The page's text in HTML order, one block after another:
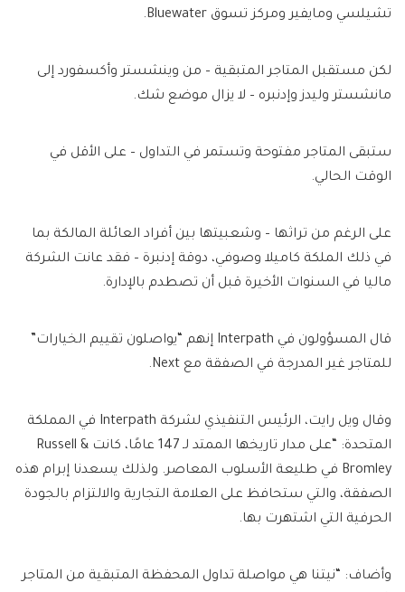
تشيلسي ومايفير ومركز تسوق Bluewater.
لكن مستقبل المتاجر المتبقية – من وينشستر وأكسفورد إلى
مانشستر وليدز وإدنبره – لا يزال موضع شك.
ستبقى المتاجر مفتوحة وتستمر في التداول – على الأقل في
الوقت الحالي.
على الرغم من تراثها – وشعبيتها بين أفراد العائلة المالكة بما
في ذلك الملكة كاميلا وصوفي، دوقة إدنبرة – فقد عانت الشركة
ماليا في السنوات الأخيرة قبل أن تصطدم بالإدارة.
قال المسؤولون في Interpath إنهم “يواصلون تقييم الخيارات”
للمتاجر غير المدرجة في الصفقة مع Next.
وقال ويل رايت، الرئيس التنفيذي لشركة Interpath في المملكة
المتحدة: “على مدار تاريخها الممتد لـ 147 عامًا، كانت Russell &
Bromley في طليعة الأسلوب المعاصر. ولذلك يسعدنا إبرام هذه
الصفقة، والتي ستحافظ على العلامة التجارية والالتزام بالجودة
الحرفية التي اشتهرت بها.
وأضاف: “نيتنا هي مواصلة تداول المحفظة المتبقية من المتاجر